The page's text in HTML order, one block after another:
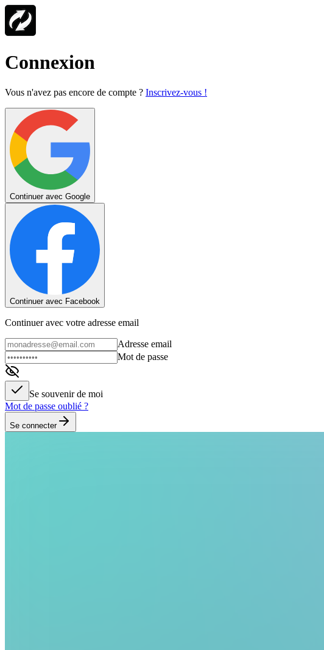
Connexion
Vous n'avez pas encore de compte ? Inscrivez-vous !
Continuer avec Google
Continuer avec Facebook
Continuer avec votre adresse email
Adresse email
Mot de passe
Se souvenir de moi
Mot de passe oublié ?
Se connecter